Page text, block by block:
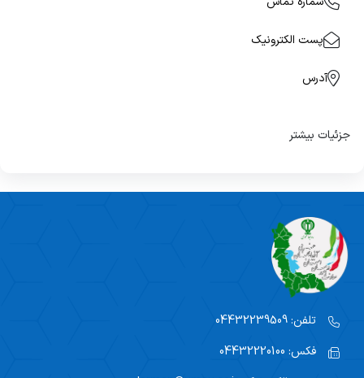
پست الکترونیک
آدرس
جزئیات بیشتر
تلفن:
فکس: